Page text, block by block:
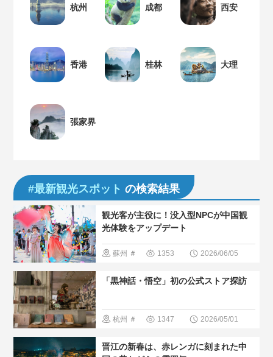
杭州 成都 西安
香港 桂林 大理
張家界
#最新観光スポット の検索結果
観光客が主役に！没入型NPCが中国観
光体験をアップデート
蘇州 ＃
スポット
すすめ
1353 2026/06/05
「黒神話・悟空」初の公式ストア探訪
杭州 ＃ 1347 2026/05/01
晋江の新春は、赤レンガに刻まれた中